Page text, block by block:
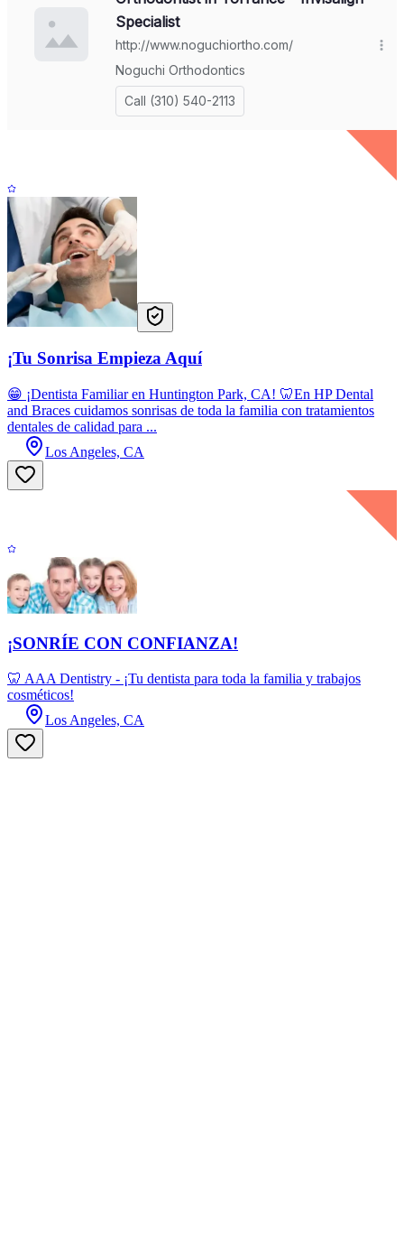
¡Tu Sonrisa Empieza Aquí
😁 ¡Dentista Familiar en Huntington Park, CA! 🦷En HP Dental
and Braces cuidamos sonrisas de toda la familia con tratamientos
dentales de calidad para ...
Los Angeles, CA
¡SONRÍE CON CONFIANZA!
🦷 AAA Dentistry - ¡Tu dentista para toda la familia y trabajos
cosméticos!
Los Angeles, CA